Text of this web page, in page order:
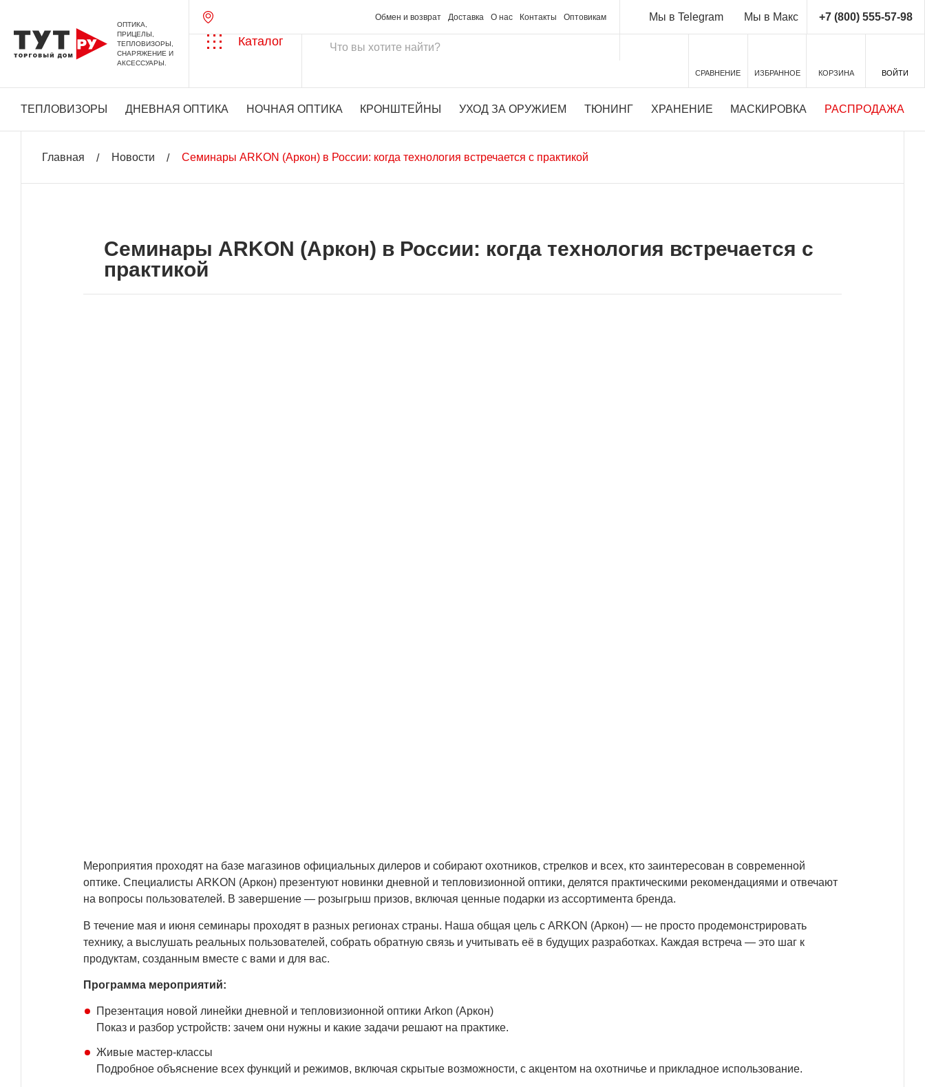
ОПТИКА,
ПРИЦЕЛЫ,
ТЕПЛОВИЗОРЫ,
СНАРЯЖЕНИЕ И
АКСЕССУАРЫ.
Обмен и возврат Доставка О нас Контакты Оптовикам Мы в Telegram Мы в Макс +7 (800) 555-57-98
Каталог
СРАВНЕНИЕ ИЗБРАННОЕ КОРЗИНА ВОЙТИ
ТЕПЛОВИЗОРЫ ДНЕВНАЯ ОПТИКА НОЧНАЯ ОПТИКА КРОНШТЕЙНЫ УХОД ЗА ОРУЖИЕМ ТЮНИНГ ХРАНЕНИЕ МАСКИРОВКА РАСПРОДАЖА
Главная Новости Семинары ARKON (Аркон) в России: когда технология встречается с практикой
Семинары ARKON (Аркон) в России: когда технология встречается с
практикой
Мероприятия проходят на базе магазинов официальных дилеров и собирают охотников, стрелков и всех, кто заинтересован в современной
оптике. Специалисты ARKON (Аркон) презентуют новинки дневной и тепловизионной оптики, делятся практическими рекомендациями и отвечают
на вопросы пользователей. В завершение — розыгрыш призов, включая ценные подарки из ассортимента бренда.
В течение мая и июня семинары проходят в разных регионах страны. Наша общая цель с ARKON (Аркон) — не просто продемонстрировать
технику, а выслушать реальных пользователей, собрать обратную связь и учитывать её в будущих разработках. Каждая встреча — это шаг к
продуктам, созданным вместе с вами и для вас.
Программа мероприятий:
Презентация новой линейки дневной и тепловизионной оптики Arkon (Аркон)
Показ и разбор устройств: зачем они нужны и какие задачи решают на практике.
Живые мастер-классы
Подробное объяснение всех функций и режимов, включая скрытые возможности, с акцентом на охотничье и прикладное использование.